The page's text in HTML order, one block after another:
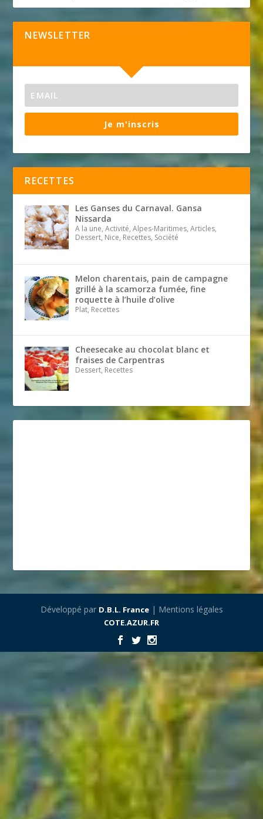
NEWSLETTER
Je m'inscris
RECETTES
Les Ganses du Carnaval. Gansa
Nissarda
A la une, Activité, Alpes-Maritimes, Articles,
Dessert, Nice, Recettes, Société
Melon charentais, pain de campagne
grillé à la scamorza fumée, fine
roquette à l’huile d’olive
Plat, Recettes
Cheesecake au chocolat blanc et
fraises de Carpentras
Dessert, Recettes
Développé par D.B.L. France| Mentions légales
COTE.AZUR.FR